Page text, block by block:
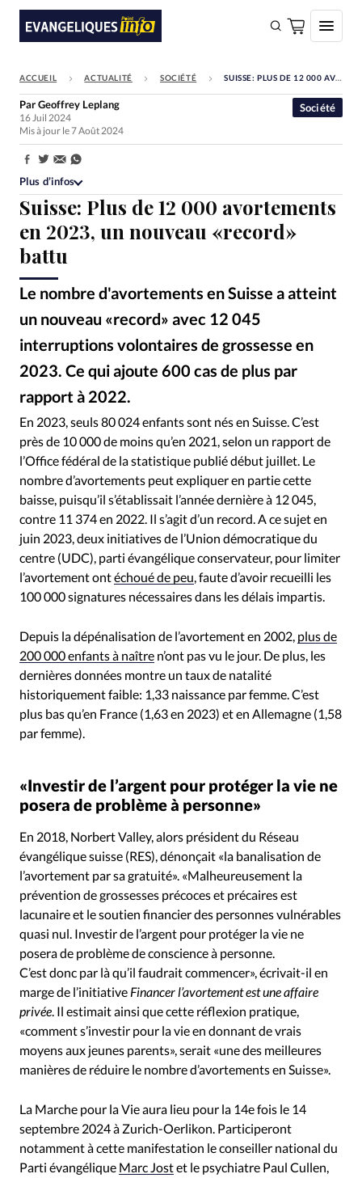
FAIRE UN DON
Faire un don
Société
Monde
Bible
Toute l'actualité
Devise: CHF
RUBRIQUES
Toute l'actualité
Economie
Eglises
Histoire
Mission
Monde People Politique
Religions
Société
ACCUEIL ACTUALITÉ SOCIÉTÉ SUISSE: PLUS DE 12 000 AVORTEMENTS EN 2023, UN NOUVEAU «RECORD» BATTU
Suisse: Plus de 12 000 avortements
en 2023, un nouveau «record»
battu
Le nombre d'avortements en Suisse a atteint
un nouveau «record» avec 12 045
interruptions volontaires de grossesse en
2023. Ce qui ajoute 600 cas de plus par
rapport à 2022.
Société
ParGeoffrey Leplang
16 Juil 2024
Mis à jour le 7 Août 2024
Partager:
Plus d’infos
En 2023, seuls 80 024 enfants sont nés en Suisse. C’est
près de 10 000 de moins qu’en 2021, selon un rapport de
l’Office fédéral de la statistique publié début juillet. Le
nombre d’avortements peut expliquer en partie cette
baisse, puisqu’il s’établissait l’année dernière à 12 045,
contre 11 374 en 2022. Il s’agit d’un record. A ce sujet en
juin 2023, deux initiatives de l’Union démocratique du
centre (UDC), parti évangélique conservateur, pour limiter
l’avortement ontéchoué de peu , faute d’avoir recueilli les
100 000 signatures nécessaires dans les délais impartis.
Depuis la dépénalisation de l’avortement en 2002, plus de
200 000 enfants à naître n’ont pas vu le jour. De plus, les
dernières données montre un taux de natalité
historiquement faible: 1,33 naissance par femme. C’est
plus bas qu’en France (1,63 en 2023) et en Allemagne (1,58
par femme).
«Investir de l’argent pour protéger la vie ne
posera de problème à personne»
En 2018, Norbert Valley, alors président du Réseau
évangélique suisse (RES), dénonçait «la banalisation de
l’avortement par sa gratuité». «Malheureusement la
prévention de grossesses précoces et précaires est
lacunaire et le soutien financier des personnes vulnérables
quasi nul. Investir de l’argent pour protéger la vie ne
posera de problème de conscience à personne.
C’est donc par là qu’il faudrait commencer», écrivait-il en
marge de l’initiative Financer l’avortement est une affaire
privée. Il estimait ainsi que cette réflexion pratique,
«comment s’investir pour la vie en donnant de vrais
moyens aux jeunes parents», serait «une des meilleures
manières de réduire le nombre d’avortements en Suisse».
La Marche pour la Vie aura lieu pour la 14e fois le 14
septembre 2024 à Zurich-Oerlikon. Participeront
notamment à cette manifestation le conseiller national du
Parti évangélique Marc Jostet le psychiatre Paul Cullen,